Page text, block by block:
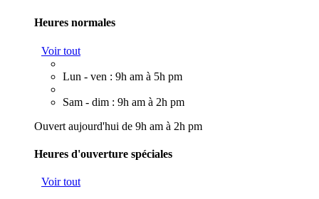
Heures normales
Voir tout
Lun - ven : 9h am à 5h pm
Sam - dim : 9h am à 2h pm
Ouvert aujourd'hui de 9h am à 2h pm
Heures d'ouverture spéciales
Voir tout